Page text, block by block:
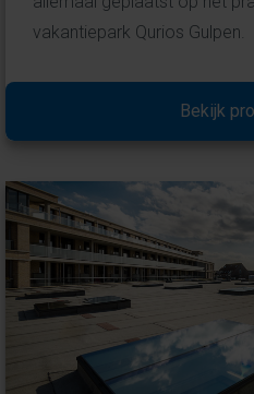
vakantiepark Qurios Gulpen.
Bekijk